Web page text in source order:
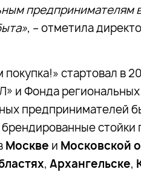
предпринимателям
, – отметила
стартовал в
и Фонда
предпринимателей
стойки
Москве и Московской
, Архангельске,